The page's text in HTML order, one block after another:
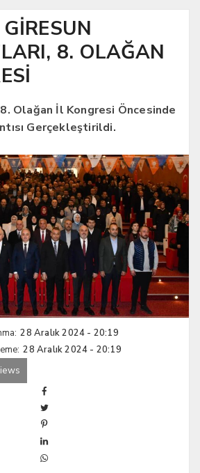
8. OLAĞAN
Olağan İl Kongresi Öncesinde
Gerçekleştirildi.
28 Aralık 2024 - 20:19
28 Aralık 2024 - 20:19